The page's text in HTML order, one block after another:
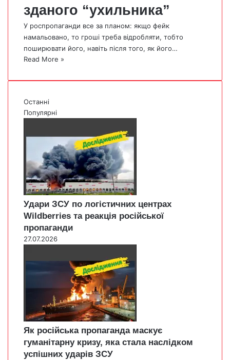
зданого “ухильника”
У роспропаганди все за планом: якщо фейк
намальовано, то гроші треба відробляти, тобто
поширювати його, навіть після того, як його…
Read More »
Останні
Популярні
Удари ЗСУ по логістичних центрах
Wildberries та реакція російської
пропаганди
27.07.2026
Як російська пропаганда маскує
гуманітарну кризу, яка стала наслідком
успішних ударів ЗСУ